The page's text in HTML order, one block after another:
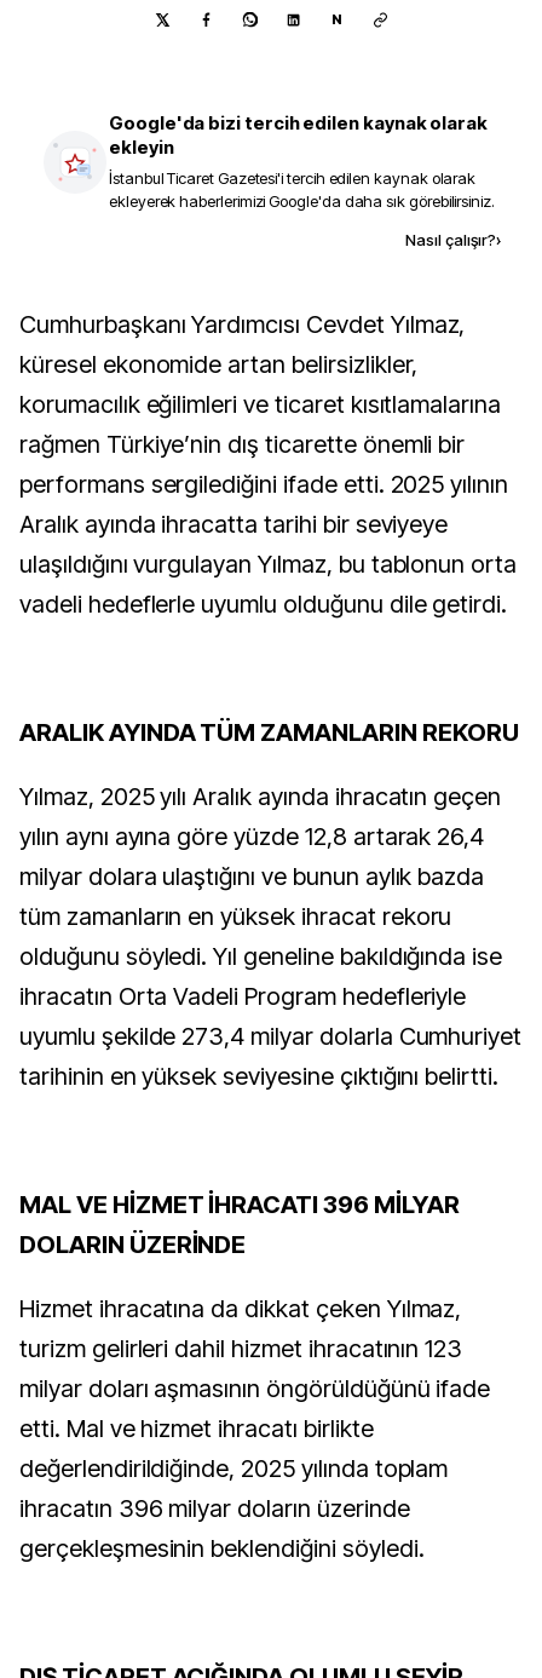
N
Google'da bizi tercih edilen kaynak olarak
ekleyin
İstanbul Ticaret Gazetesi'i tercih edilen kaynak olarak
ekleyerek haberlerimizi Google'da daha sık görebilirsiniz.
Nasıl çalışır?›
Cumhurbaşkanı Yardımcısı Cevdet Yılmaz,
küresel ekonomide artan belirsizlikler,
korumacılık eğilimleri ve ticaret kısıtlamalarına
rağmen Türkiye’nin dış ticarette önemli bir
performans sergilediğini ifade etti. 2025 yılının
Aralık ayında ihracatta tarihi bir seviyeye
ulaşıldığını vurgulayan Yılmaz, bu tablonun orta
vadeli hedeflerle uyumlu olduğunu dile getirdi.
ARALIK AYINDA TÜM ZAMANLARIN REKORU
Yılmaz, 2025 yılı Aralık ayında ihracatın geçen
yılın aynı ayına göre yüzde 12,8 artarak 26,4
milyar dolara ulaştığını ve bunun aylık bazda
tüm zamanların en yüksek ihracat rekoru
olduğunu söyledi. Yıl geneline bakıldığında ise
ihracatın Orta Vadeli Program hedefleriyle
uyumlu şekilde 273,4 milyar dolarla Cumhuriyet
tarihinin en yüksek seviyesine çıktığını belirtti.
MAL VE HİZMET İHRACATI 396 MİLYAR
DOLARIN ÜZERİNDE
Hizmet ihracatına da dikkat çeken Yılmaz,
turizm gelirleri dahil hizmet ihracatının 123
milyar doları aşmasının öngörüldüğünü ifade
etti. Mal ve hizmet ihracatı birlikte
değerlendirildiğinde, 2025 yılında toplam
ihracatın 396 milyar doların üzerinde
gerçekleşmesinin beklendiğini söyledi.